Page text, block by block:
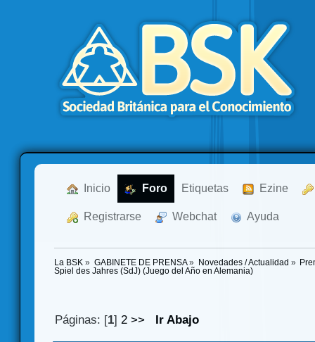
Inicio Foro Etiquetas Ezine
Registrarse Webchat Ayuda
La BSK » GABINETE DE PRENSA» Novedades / Actualidad »
Spiel des Jahres (SdJ) (Juego del Año en Alemania)
Páginas: [1]2 >> Ir Abajo